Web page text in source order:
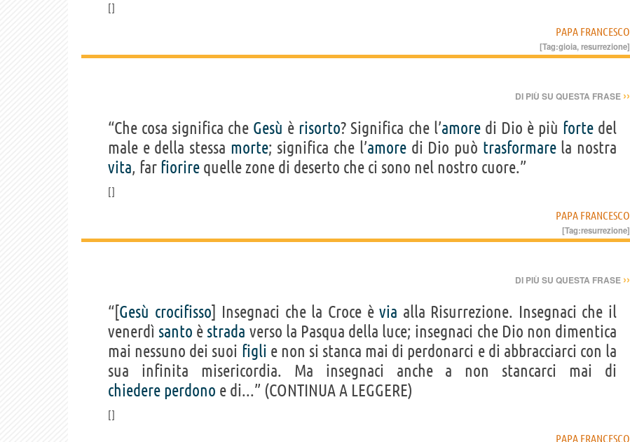
PAPA FRANCESCO
[Tag:gioia,resurrezione]
DI PIÙ SU QUESTA FRASE ››
“Che cosa significa che Gesù è risorto? Significa che l’amoredi Dio è più fortedel
male e della stessa morte; significa che l’amoredi Dio può trasformarela nostra
vita, far fiorire quelle zone di deserto che ci sono nel nostro cuore.”
PAPA FRANCESCO
[Tag:resurrezione]
DI PIÙ SU QUESTA FRASE ››
“[Gesù crocifisso] Insegnaci che la Croce èvia alla Risurrezione. Insegnaci che il
venerdì santo è strada verso la Pasqua della luce; insegnaci che Dio non dimentica
mai nessuno dei suoi figli e non si stanca mai di perdonarci e di abbracciarci con la
sua infinita misericordia. Ma insegnaci anche a non stancarci mai di
chiedere perdono e di...” (CONTINUA A LEGGERE)
PAPA FRANCESCO